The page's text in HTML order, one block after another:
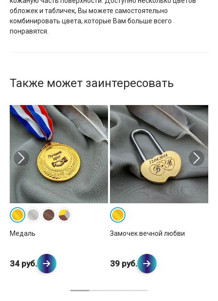
обложек и табличек, Вы можете самостоятельно
комбинировать цвета, которые Вам больше всего
понравятся.
Также может заинтересовать
Медаль
34 руб.
Замочек вечной любви
39 руб.